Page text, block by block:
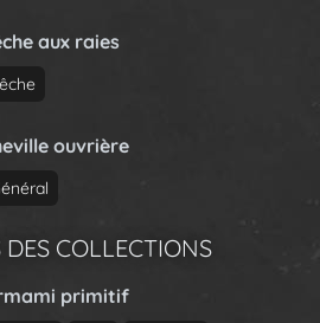
aux raies
ouvrière
DES COLLECTIONS
primitif